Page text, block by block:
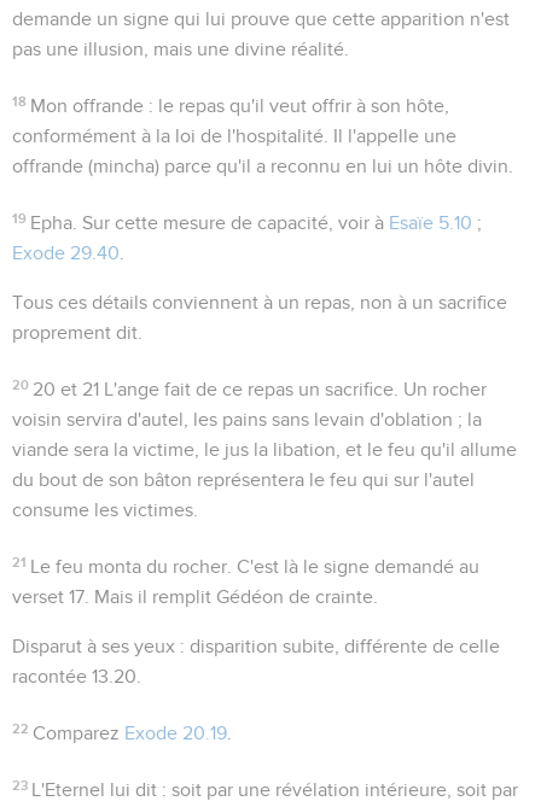
demande un signe qui lui prouve que cette apparition n'est
pas une illusion, mais une divine réalité.
18 Mon offrande : le repas qu'il veut offrir à son hôte,
conformément à la loi de l'hospitalité. Il l'appelle une
offrande (mincha) parce qu'il a reconnu en lui un hôte divin.
19 Epha . Sur cette mesure de capacité, voir à Esaïe 5.10 ;
Exode 29.40
Tous ces détails conviennent à un repas, non à un sacrifice
proprement dit.
20 20 et 21 L'ange fait de ce repas un sacrifice. Un rocher
voisin servira d'autel, les pains sans levain d'oblation ; la
viande sera la victime, le jus la libation, et le feu qu'il allume
du bout de son bâton représentera le feu qui sur l'autel
consume les victimes.
21 Le feu monta du rocher . C'est là le signe demandé au
verset 17. Mais il remplit Gédéon de crainte.
Disparut à ses yeux : disparition subite, différente de celle
racontée 13.20
22 Comparez Exode 20.19
23 L'Eternel lui dit : soit par une révélation intérieure, soit par